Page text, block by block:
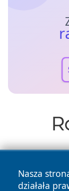
Nasza
działała